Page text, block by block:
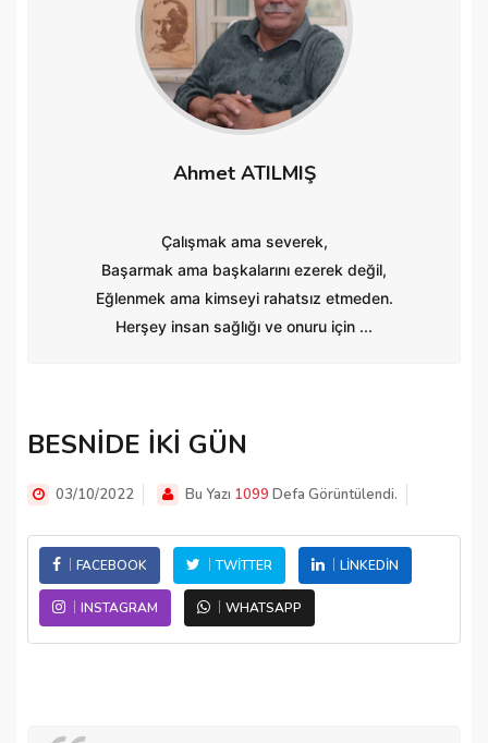
Ahmet ATILMIŞ
Çalışmak ama severek,
Başarmak ama başkalarını ezerek değil,
Eğlenmek ama kimseyi rahatsız etmeden.
Herşey insan sağlığı ve onuru için ...
BESNİDE İKİ GÜN
03/10/2022 Bu Yazı 1099 Defa Görüntülendi.
FACEBOOK TWITTER LINKEDIN
INSTAGRAM WHATSAPP